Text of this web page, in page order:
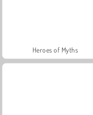
Heroes of Myths